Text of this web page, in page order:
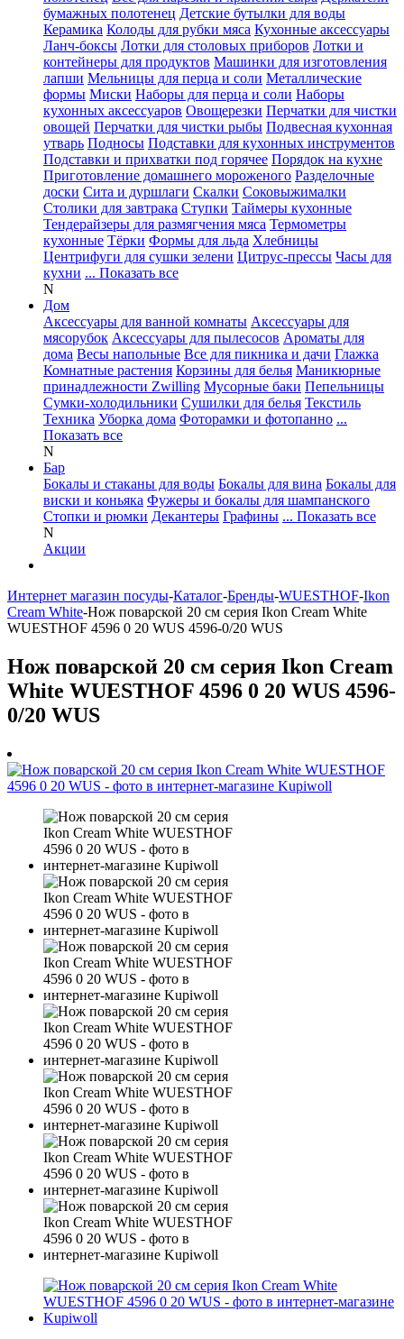
бумажных полотенец Детские бутылки для воды
Керамика Колоды для рубки мяса Кухонные аксессуары
Ланч-боксы Лотки для столовых приборов Лотки и
контейнеры для продуктов Машинки для изготовления
лапши Мельницы для перца и соли Металлические
формы Миски Наборы для перца и соли Наборы
кухонных аксессуаров Овощерезки Перчатки для чистки
овощей Перчатки для чистки рыбы Подвесная кухонная
утварь Подносы Подставки для кухонных инструментов
Подставки и прихватки под горячее Порядок на кухне
Приготовление домашнего мороженого Разделочные
доски Сита и дуршлаги Скалки Соковыжималки
Столики для завтрака Ступки Таймеры кухонные
Тендерайзеры для размягчения мяса Термометры
кухонные Тёрки Формы для льда Хлебницы
Центрифуги для сушки зелени Цитрус-прессы Часы для
кухни ... Показать все
N
Дом
Аксессуары для ванной комнаты Аксессуары для
мясорубок Аксессуары для пылесосов Ароматы для
дома Весы напольные Все для пикника и дачи Глажка
Комнатные растения Корзины для белья Маникюрные
принадлежности Zwilling Мусорные баки Пепельницы
Сумки-холодильники Сушилки для белья Текстиль
Техника Уборка дома Фоторамки и фотопанно ...
Показать все
N
Бар
Бокалы и стаканы для воды Бокалы для вина Бокалы для
виски и коньяка Фужеры и бокалы для шампанского
Стопки и рюмки Декантеры Графины ... Показать все
N
Акции
Интернет магазин посуды-Каталог-Бренды-WUESTHOF-Ikon
Cream White-Нож поварской 20 см серия Ikon Cream White
WUESTHOF 4596 0 20 WUS 4596-0/20 WUS
Нож поварской 20 см серия Ikon Cream
White WUESTHOF 4596 0 20 WUS 4596-
0/20 WUS